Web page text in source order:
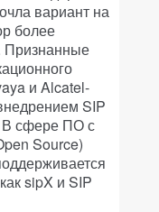
вариант на
более
Признанные
и Alcatel-
SIP
В сфере ПО с
Source)
sipX и SIP